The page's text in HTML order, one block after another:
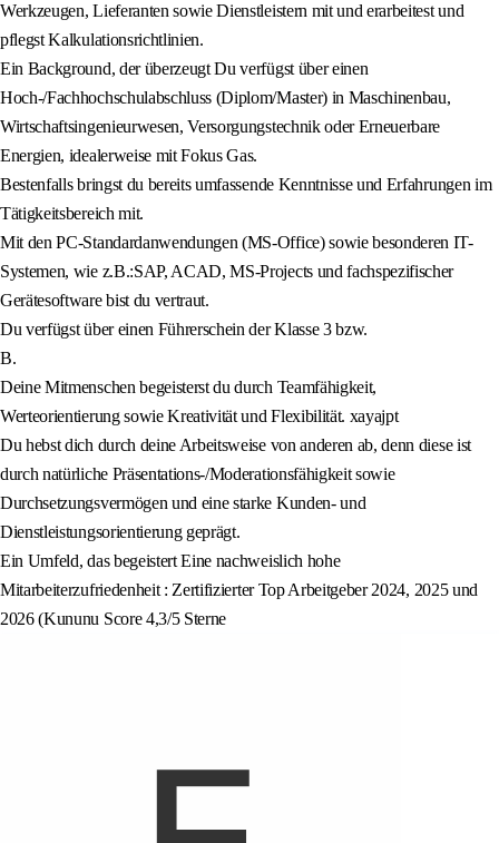
Werkzeugen, Lieferanten sowie Dienstleistern mit und erarbeitest und
pflegst Kalkulationsrichtlinien.
Ein Background, der überzeugt Du verfügst über einen
Hoch-/Fachhochschulabschluss (Diplom/Master) in Maschinenbau,
Wirtschaftsingenieurwesen, Versorgungstechnik oder Erneuerbare
Energien, idealerweise mit Fokus Gas.
Bestenfalls bringst du bereits umfassende Kenntnisse und Erfahrungen im
Tätigkeitsbereich mit.
Mit den PC-Standardanwendungen (MS-Office) sowie besonderen IT-
Systemen, wie z.B.:SAP, ACAD, MS-Projects und fachspezifischer
Gerätesoftware bist du vertraut.
Du verfügst über einen Führerschein der Klasse 3 bzw.
B.
Deine Mitmenschen begeisterst du durch Teamfähigkeit,
Werteorientierung sowie Kreativität und Flexibilität. xayajpt
Du hebst dich durch deine Arbeitsweise von anderen ab, denn diese ist
durch natürliche Präsentations-/Moderationsfähigkeit sowie
Durchsetzungsvermögen und eine starke Kunden- und
Dienstleistungsorientierung geprägt.
Ein Umfeld, das begeistert Eine nachweislich hohe
Mitarbeiterzufriedenheit : Zertifizierter Top Arbeitgeber 2024, 2025 und
2026 (Kununu Score 4,3/5 Sterne